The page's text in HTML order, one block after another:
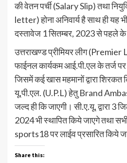
की वेतन पर्ची (Salary Slip) तथा
letter) होना अनिवार्य है साथ ही यह
दस्तावेज 1 सितम्बर, 2023 से पहले के
उत्तराखण्ड प्रीमियर लीग
फाईनल कार्यकम आई.पी.एल के तर्ज पर
जिसमें कई खास महमानों द्वारा शिरकत
यू.पी.एल. (U.P.L) हेतु Brand
जल्द ही कि जाएगी। सी.ए.यू. द्वारा 3
2024 भी स्थापित किये जाएगे तथा
sports18 पर लाईव प्रसारित किये
Share this: